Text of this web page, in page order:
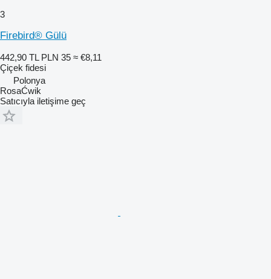
3
Firebird® Gülü
442,90 TL PLN 35 ≈ €8,11
Çiçek fidesi
Polonya
RosaĆwik
Satıcıyla iletişime geç